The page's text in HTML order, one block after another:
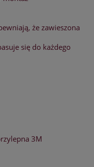
że zawieszona
się do każdego
3M